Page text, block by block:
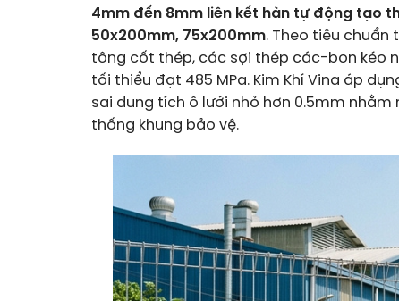
4mm đến 8mm liên kết hàn tự động tạo
50x200mm, 75x200mm. Theo tiêu chuẩn
tông cốt thép, các sợi thép các-bon kéo
tối thiểu đạt 485 MPa. Kim Khí Vina áp
sai dung tích ô lưới nhỏ hơn 0.5mm
thống khung bảo vệ.